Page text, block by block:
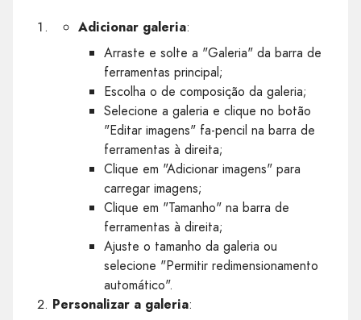
Adicionar galeria:
Arraste e solte a "Galeria" da barra de
ferramentas principal;
Escolha o de composição da galeria;
Selecione a galeria e clique no botão
"Editar imagens" fa-pencil na barra de
ferramentas à direita;
Clique em "Adicionar imagens" para
carregar imagens;
Clique em "Tamanho" na barra de
ferramentas à direita;
Ajuste o tamanho da galeria ou
selecione "Permitir redimensionamento
automático".
Personalizar a galeria: